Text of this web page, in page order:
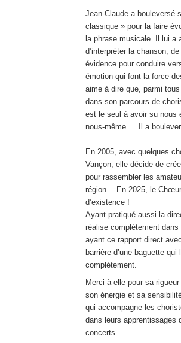
Jean-Claude a bouleversé
classique » pour la faire
la phrase musicale. Il lui a
d’interpréter la chanson,
évidence pour conduire
émotion qui font la force
aime à dire que, parmi
dans son parcours de
est le seul à avoir su nous
nous-même…. Il a
En 2005, avec quelques
Vançon, elle décide de
pour rassembler les
région… En 2025, le
d’existence !
Ayant pratiqué aussi la
réalise complètement
ayant ce rapport direct
barrière d’une baguette
complètement.
Merci à elle pour sa
son énergie et sa
qui accompagne les
dans leurs apprentissages
concerts.